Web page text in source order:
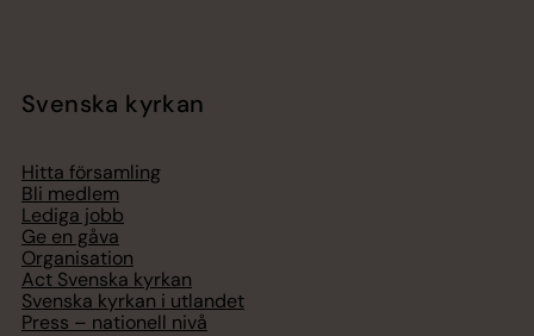
Svenska kyrkan
Hitta församling
Bli medlem
Lediga jobb
Ge en gåva
Organisation
Act Svenska kyrkan
Svenska kyrkan i utlandet
Press – nationell nivå